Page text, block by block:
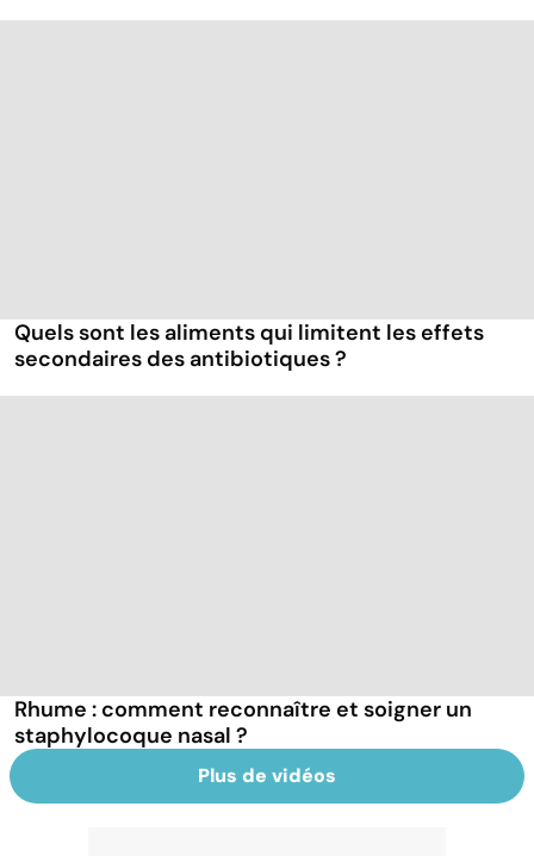
Quels sont les aliments qui limitent les effets
secondaires des antibiotiques ?
Rhume : comment reconnaître et soigner un
staphylocoque nasal ?
Plus de vidéos